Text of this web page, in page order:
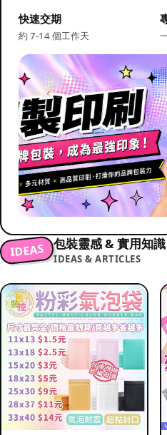
快速交期
約 7-14 個工作天
IDEAS 包裝靈感 & 實用知識
IDEAS & ARTICLES